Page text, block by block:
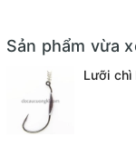
mát , tránh tiếp
- Tránh để gần
- Tránh đè nén
Sản phẩm vừa
Lưỡi chì